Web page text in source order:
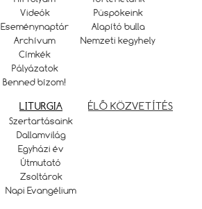
Videók
Eseménynaptár
Archívum
Címkék
Pályázatok
Benned bízom!
Püspökeink
Alapító bulla
Nemzeti kegyhely
LITURGIA
Szertartásaink
Dallamvilág
Egyházi év
Útmutató
Zsoltárok
Napi Evangélium
ÉLŐ KÖZVETÍTÉS